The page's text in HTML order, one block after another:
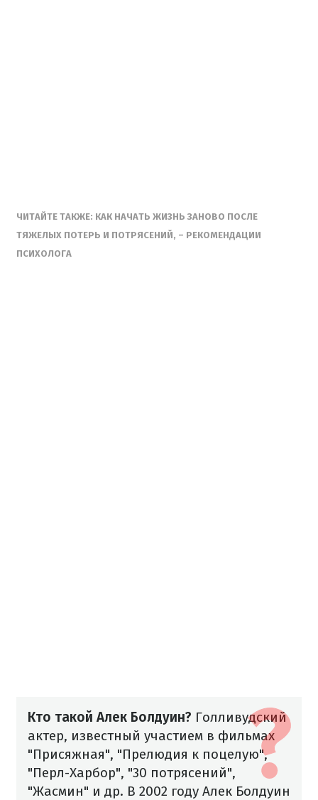
ЧИТАЙТЕ ТАКЖЕ: КАК НАЧАТЬ ЖИЗНЬ ЗАНОВО ПОСЛЕ
ТЯЖЕЛЫХ ПОТЕРЬ И ПОТРЯСЕНИЙ, – РЕКОМЕНДАЦИИ
ПСИХОЛОГА
Кто такой Алек Болдуин? Голливудский
актер, известный участием в фильмах
"Присяжная", "Прелюдия к поцелую",
"Перл-Харбор", "30 потрясений",
"Жасмин" и др. В 2002 году Алек Болдуин